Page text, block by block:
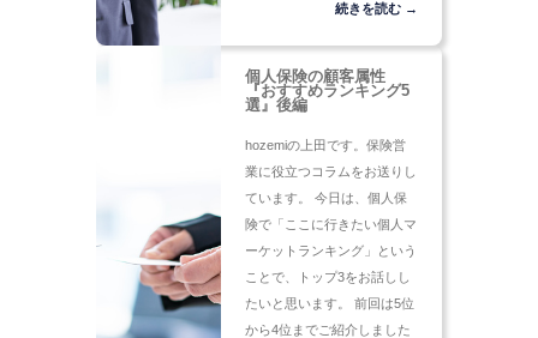
続きを読む →
個人保険の顧客属性
『おすすめランキング5
選』後編
hozemiの上田です。保険営
業に役立つコラムをお送りし
ています。 今日は、個人保
険で「ここに行きたい個人マ
ーケットランキング」という
ことで、トップ3をお話しし
たいと思います。 前回は5位
から4位までご紹介しました